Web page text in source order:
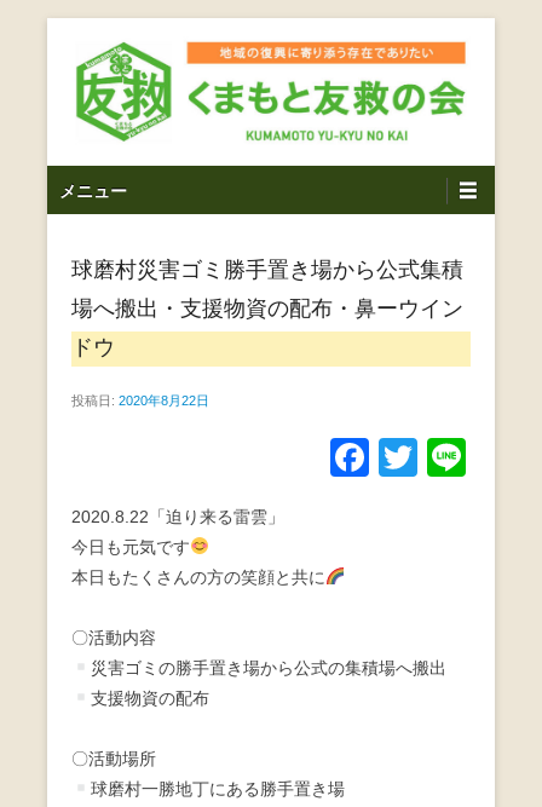
ス
くまもと友救の会｜地域
の復興に寄り添う存在で
ありたい｜熊本県上益城
郡益城町｜災害ボランテ
ィア
し代表松岡亮太を中心に、熊本地震発生直後から被災者の
復興・生活再建を目的に活動しているボランティア団体で
イ
メニュー
球磨村災害ゴミ勝手置き場から公式集積
場へ搬出・支援物資の配布・鼻ーウイン
ドウ
投稿日: 2020年8月22日
F
o
o
T
2020.8.22「迫り来る雷雲」
今日も元気です
本日もたくさんの方の笑顔と共に
〇活動内容
災害ゴミの勝手置き場から公式の集積場へ搬出
支援物資の配布
〇活動場所
球磨村一勝地丁にある勝手置き場